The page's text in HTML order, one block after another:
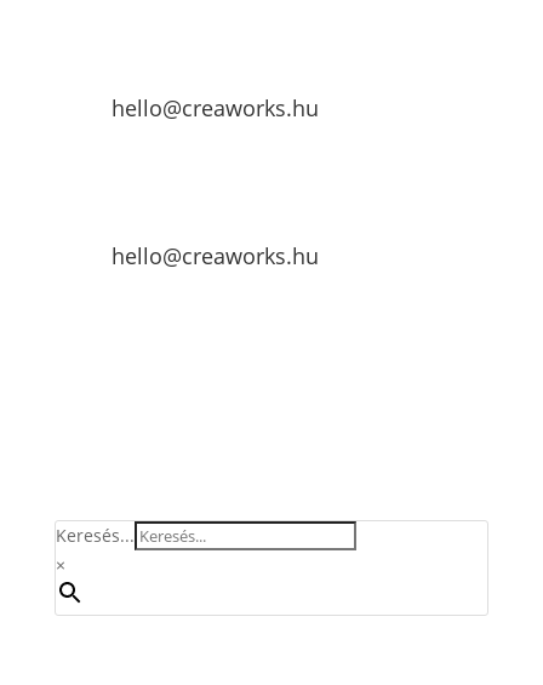
hello@creaworks.hu
hello@creaworks.hu
Keresés...
×